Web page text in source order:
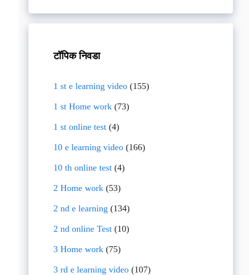
टॉपिक निवडा
1 st e learning video (155)
1 st Home work (73)
1 st online test (4)
10 e learning video (166)
10 th online test (4)
2 Home work (53)
2 nd e learning (134)
2 nd online Test (10)
3 Home work (75)
3 rd e learning video (107)